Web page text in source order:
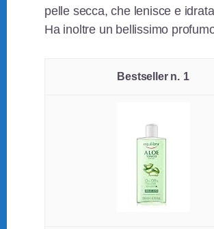
pelle secca, che lenisce e
Ha inoltre un bellissimo
1